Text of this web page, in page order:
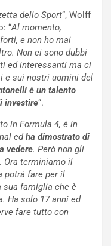
dello Sport“, Wolff
“Al momento,
e non ho mai
Non ci sono dubbi
ed interessanti ma ci
e sui nostri uomini del
è un talento
investire“.
in Formula 4, è in
edha dimostrato di
vedere. Però non gli
Ora terminiamo il
potrà fare per il
sua famiglia che è
Ha solo 17 anni ed
fare tutto con